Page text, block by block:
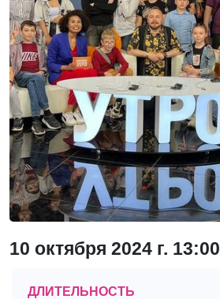
10 октября 2024 г. 13:00
ДЛИТЕЛЬНОСТЬ